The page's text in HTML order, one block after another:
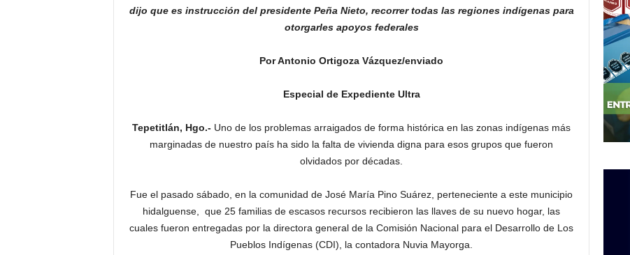
dijo que es instrucción del presidente Peña Nieto, recorrertodas las regiones indígenas para
otorgarles apoyos federales
Por Antonio Ortigoza Vázquez/enviado
Especial de Expediente Ultra
Tepetitlán, Hgo.- Uno de los problemas arraigados de forma histórica en las zonas indígenas más
marginadas de nuestro país ha sido la falta de vivienda digna para esos grupos que fueron
olvidados por décadas.
Fue el pasado sábado, en la comunidad de José María Pino Suárez, perteneciente a este municipio
hidalguense, que 25 familias de escasos recursos recibieron las llaves de su nuevo hogar, las
cuales fueron entregadas por la directora general de la Comisión Nacional para el Desarrollo de Los
Pueblos Indígenas (CDI), la contadora Nuvia Mayorga.